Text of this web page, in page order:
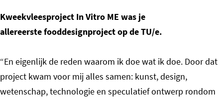
Kweekvleesproject In Vitro ME was je
allereerste fooddesignproject op de TU/e.
“En eigenlijk de reden waarom ik doe wat ik doe. Door dat
project kwam voor mij alles samen: kunst, design,
wetenschap, technologie en speculatief ontwerp rondom